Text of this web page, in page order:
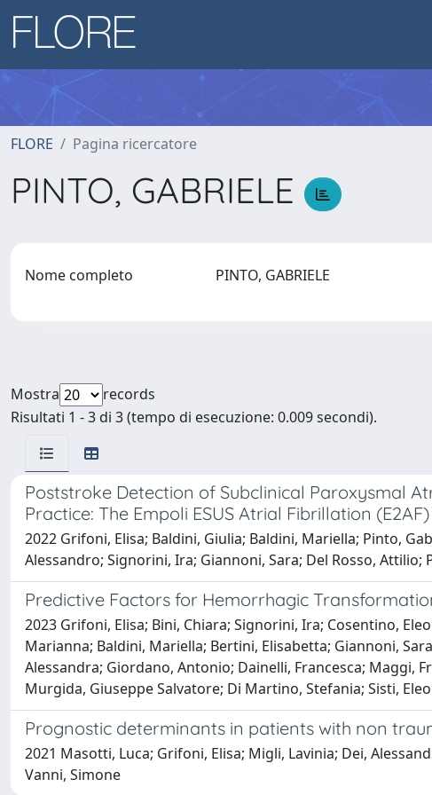
FLORE Pagina ricercatore
PINTO, GABRIELE
Nome completo PINTO, GABRIELE
Mostra
records
Risultati 1 - 3 di 3 (tempo di esecuzione: 0.009 secondi).
Poststroke Detection of Subclinical Paroxysmal
Practice: The Empoli ESUS Atrial Fibrillation
2022 Grifoni, Elisa; Baldini, Giulia; Baldini, Mariella; Pinto,
Alessandro; Signorini, Ira; Giannoni, Sara; Del Rosso,
Predictive Factors for Hemorrhagic
2023 Grifoni, Elisa; Bini, Chiara; Signorini, Ira; Cosentino,
Marianna; Baldini, Mariella; Bertini, Elisabetta; Giannoni,
Alessandra; Giordano, Antonio; Dainelli, Francesca; Maggi,
Murgida, Giuseppe Salvatore; Di Martino, Stefania; Sisti,
Prognostic determinants in patients with non
2021 Masotti, Luca; Grifoni, Elisa; Migli, Lavinia; Dei,
Vanni, Simone